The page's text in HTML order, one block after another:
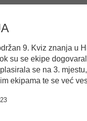
9. Kviz znanja u
su se ekipe
se na 3.
ekipama te se već